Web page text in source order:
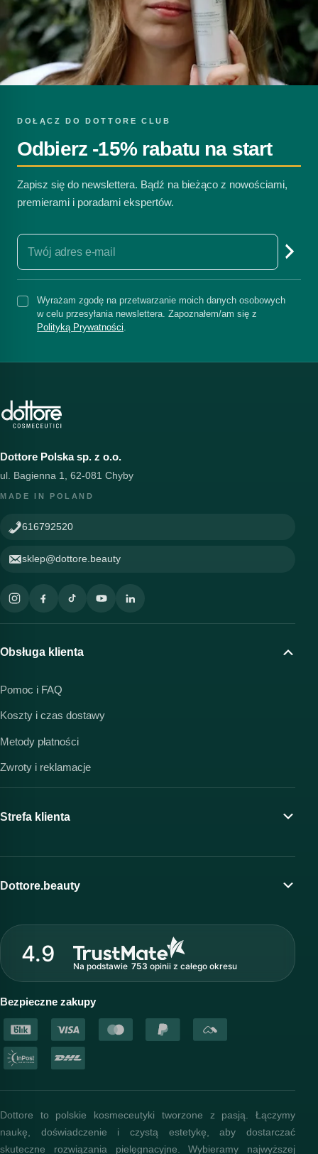
DOŁĄCZ DO DOTTORE CLUB
Odbierz -15% rabatu na start
Zapisz się do newslettera. Bądź na bieżąco z nowościami,
premierami i poradami ekspertów.
Wyrażam zgodę na przetwarzanie moich danych osobowych
w celu przesyłania newslettera. Zapoznałem/am się z
Polityką Prywatności
Dottore Polska sp. z o.o.
ul. Bagienna 1, 62-081 Chyby
MADE IN POLAND
616792520
sklep@dottore.beauty
Obsługa klienta
Pomoc i FAQ
Koszty i czas dostawy
Metody płatności
Zwroty i reklamacje
Strefa klienta
Moje konto
Program lojalnościowy
Strefa profesjonalisty
Dottore.beauty
O marce Dottore
Nasz zespół
Akademia i szkolenia
Baza wiedzy
4.9
Na podstawie 753 opinii z całego okresu
Bezpieczne zakupy
Dottore to polskie kosmeceutyki tworzone z pasją. Łączymy
naukę, doświadczenie i czystą estetykę, aby dostarczać
skuteczne rozwiązania pielęgnacyjne. Wybieramy najwyższej